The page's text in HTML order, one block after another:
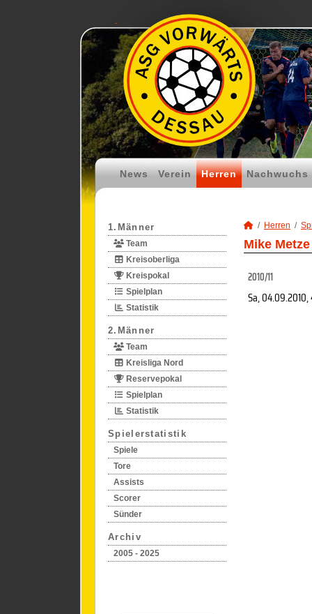
News Verein Herren Nachwuchs
1.Männer
Team
Kreisoberliga
Kreispokal
Spielplan
Statistik
2.Männer
Team
Kreisliga Nord
Reservepokal
Spielplan
Statistik
Spielerstatistik
Spiele
Tore
Assists
Scorer
Sünder
Archiv
2005 - 2025
Herren
Mike
2010/11
Sa, 04.09.2010,